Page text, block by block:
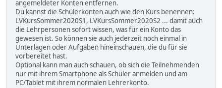
angemeldeter Konten entfernen.
Du kannst die Schülerkonten auch wie den Kurs benennen:
LVKursSommer2020S1, LVKursSommer2020S2 ... damit auch
die Lehrpersonen sofort wissen, was für ein Konto das
gewesen ist. So können sie auch jederzeit noch einmal in
Unterlagen oder Aufgaben hineinschauen, die du für sie
vorbereitet hast.
Optional kann man auch schauen, ob sich die Teilnehmenden
nur mit ihrem Smartphone als Schüler anmelden und am
PC/Tablet mit ihrem normalen Lehrerkonto.